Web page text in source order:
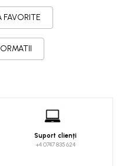
FAVORITE
Suport clienți
+4 0747 835 624